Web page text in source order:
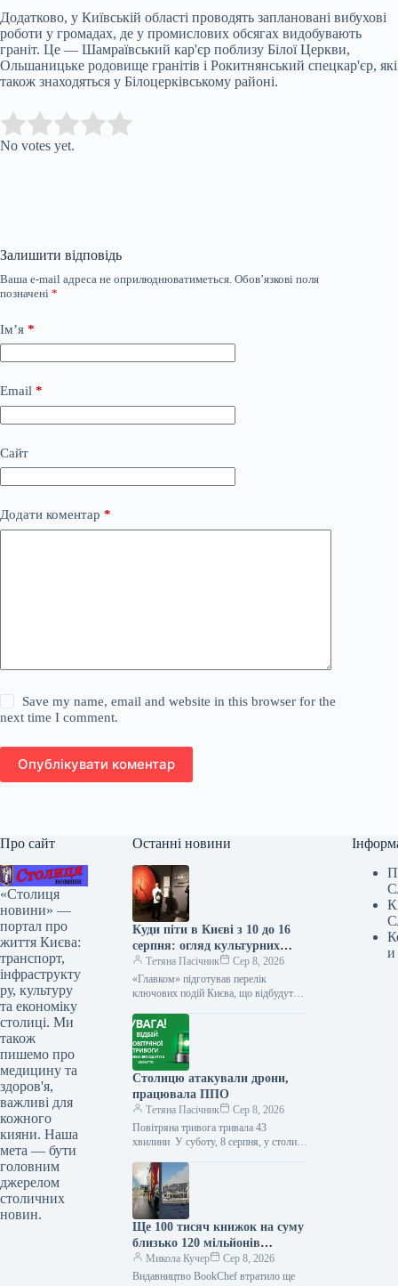
Додатково, у Київській області проводять заплановані вибухові
роботи у громадах, де у промислових обсягах видобувають
граніт. Це — Шамраївський кар'єр поблизу Білої Церкви,
Ольшаницьке родовище гранітів і Рокитнянський спецкар'єр, які
також знаходяться у Білоцерківському районі.
Rate this item:
No votes yet.
Залишити відповідь
Ваша e-mail адреса не оприлюднюватиметься. Обов’язкові поля
позначені *
Ім’я *
Email *
Сайт
Додати коментар *
Save my name, email and website in this browser for the
next time I comment.
Опублікувати коментар
Про сайт
«Столиця
новини» —
портал про
життя Києва:
транспорт,
інфраструкту
ру, культуру
та економіку
столиці. Ми
також
пишемо про
медицину та
здоров'я,
важливі для
кожного
кияни. Наша
мета — бути
головним
джерелом
столичних
новин.
Останні новини
Куди піти в Києві з 10 до 16
серпня: огляд культурних
заходів
Тетяна Пасічник
Сер 8, 2026
«Главком» підготував перелік
ключових подій Києва, що відбудуться
від 10 до 16 серпня,…
Столицю атакували дрони,
працювала ППО
Тетяна Пасічник
Сер 8, 2026
Повітряна тривога тривала 43
хвилини У суботу, 8 серпня, у столиці
тривоги через небезпеку ударних
безпілотників.…
Ще 100 тисяч книжок на суму
близько 120 мільйонів
гривень було знищено: як
BookChef оцінює збитки після
Микола Кучер
Сер 8, 2026
Видавництво BookСhef втратило ще
и